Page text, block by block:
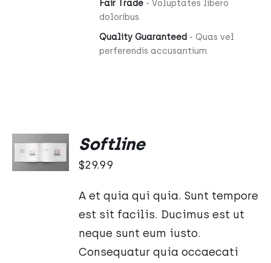
Fair Trade- Voluptates libero
doloribus.
Quality Guaranteed - Quas vel
perferendis accusantium.
DO
KOSZYKA
/
Softline
$29.99
A et quia qui quia. Sunt tempore
est sit facilis. Ducimus est ut
neque sunt eum iusto.
Consequatur quia occaecati